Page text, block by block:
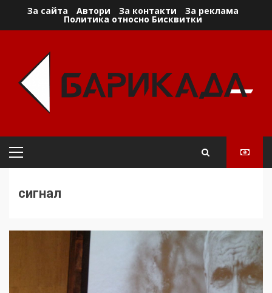
За сайта Автори За контакти За реклама
Политика относно Бисквитки
Primary
сигнал